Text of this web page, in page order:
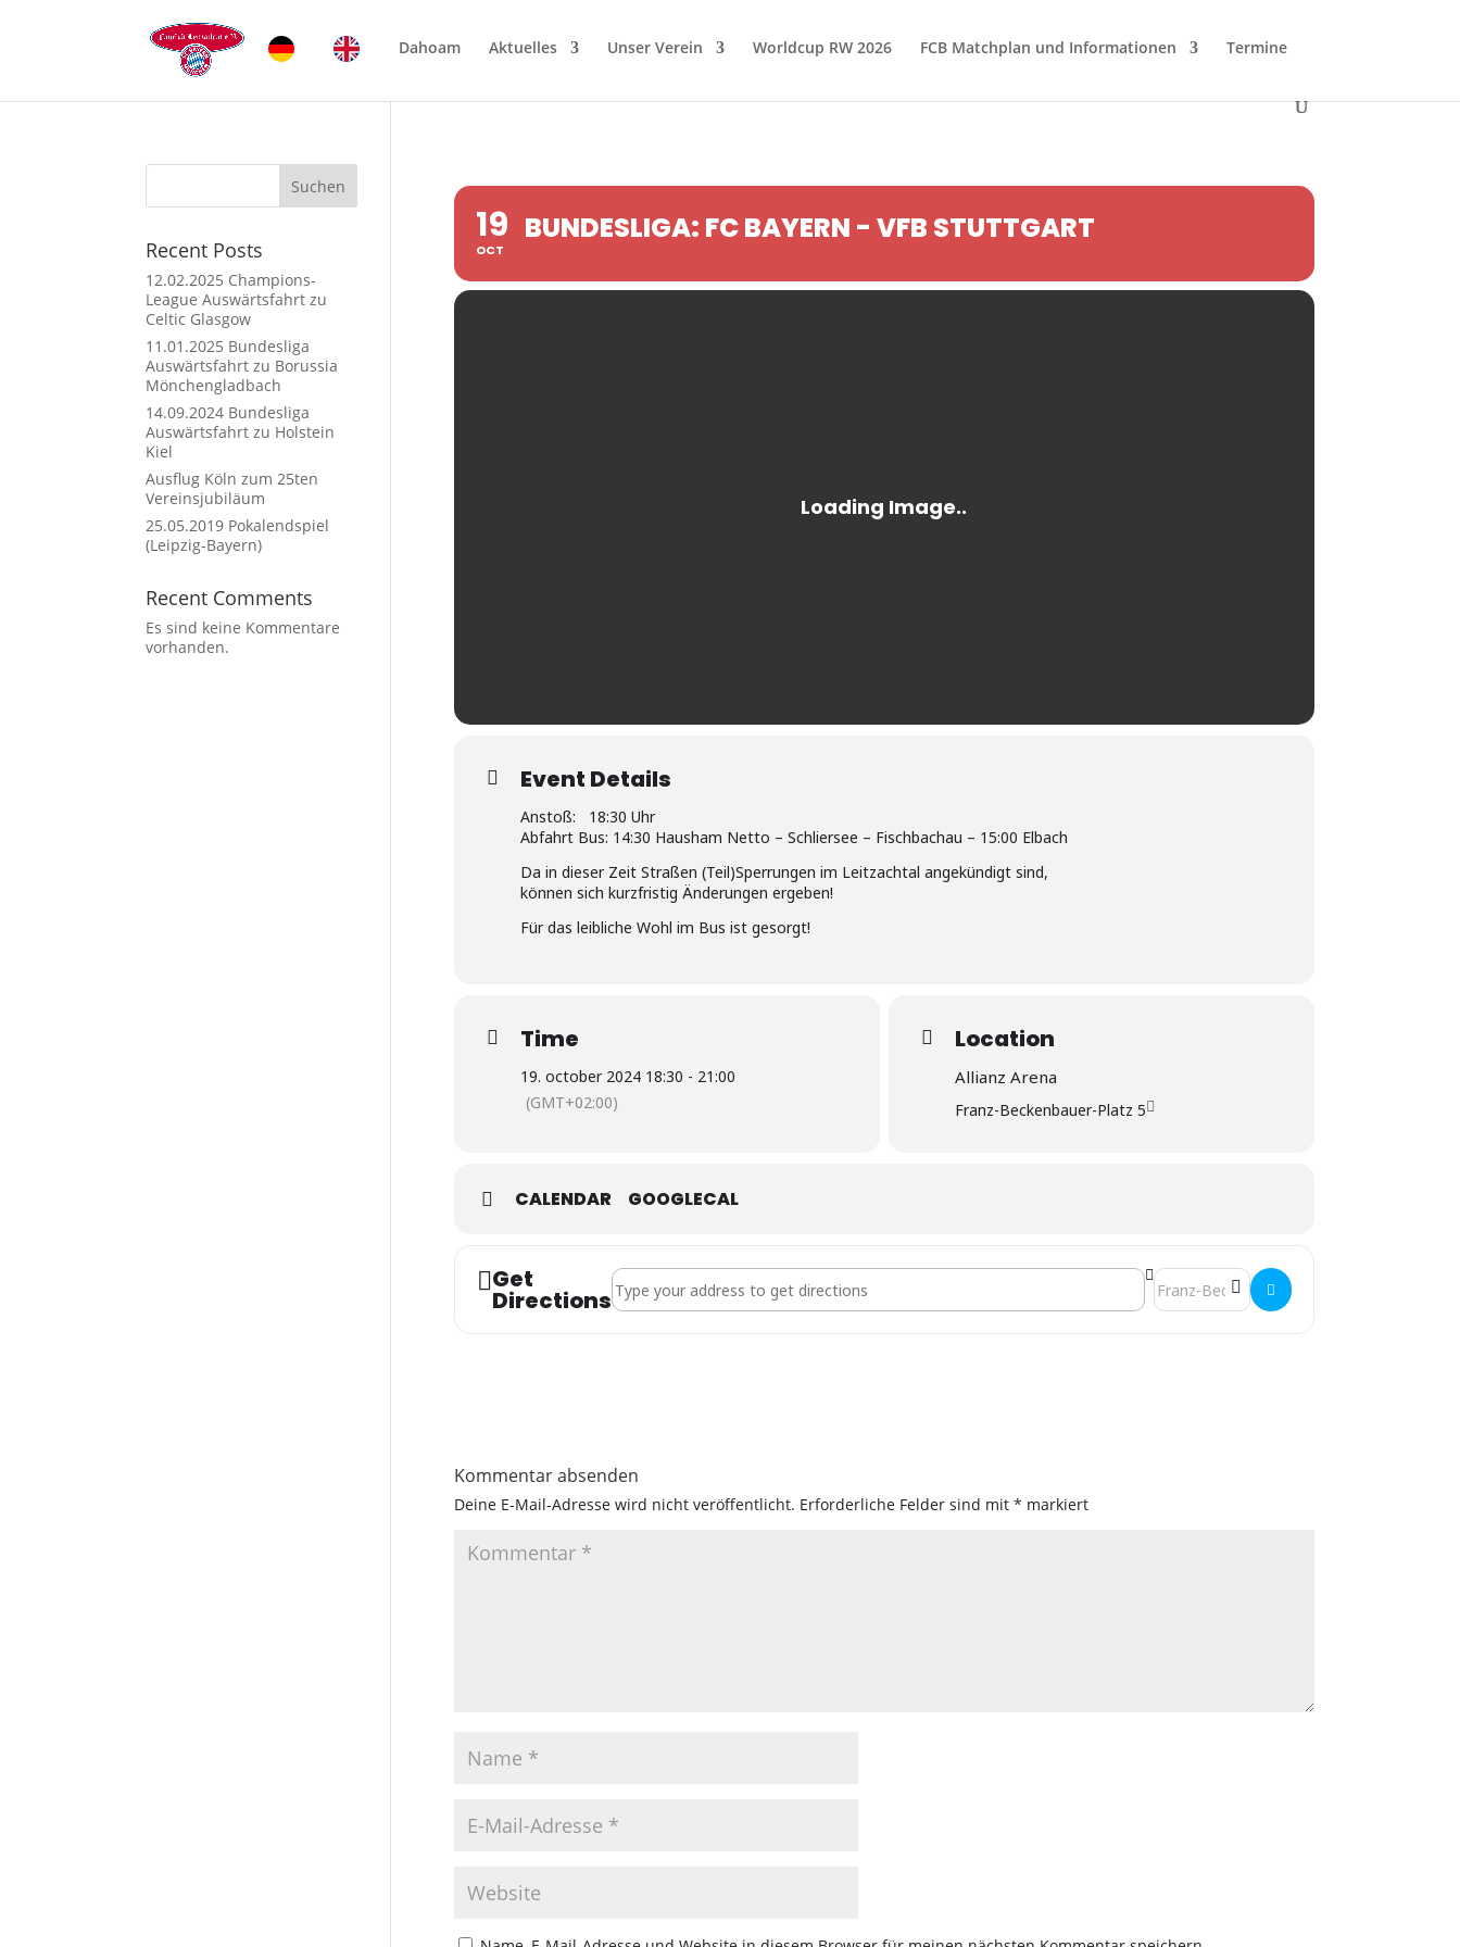
Dahoam Aktuelles Unser Verein Worldcup RW 2026 FCB Matchplan und Informationen Termine
19
OCT
BUNDESLIGA: FC BAYERN - VFB STUTTGART
Event Details
Anstoß: 18:30 Uhr
Abfahrt Bus: 14:30 Hausham Netto – Schliersee – Fischbachau – 15:00 Elbach
Da in dieser Zeit Straßen (Teil)Sperrungen im Leitzachtal angekündigt sind,
können sich kurzfristig Änderungen ergeben!
Für das leibliche Wohl im Bus ist gesorgt!
Time
19. october 2024 18:30 - 21:00
(GMT+02:00)
Location
Allianz Arena
Franz-Beckenbauer-Platz 5
CALENDAR GOOGLECAL
Get
Directions
Address - Bundesliga: FC Bayern - VFB Stuttgart [] Destination Address - Bundesliga: FC
Kommentar absenden
Deine E-Mail-Adresse wird nicht veröffentlicht. Erforderliche Felder sind mit * markiert
Suchen
Recent Posts
12.02.2025 Champions-
League Auswärtsfahrt zu
Celtic Glasgow
11.01.2025 Bundesliga
Auswärtsfahrt zu Borussia
Mönchengladbach
14.09.2024 Bundesliga
Auswärtsfahrt zu Holstein
Kiel
Ausflug Köln zum 25ten
Vereinsjubiläum
25.05.2019 Pokalendspiel
(Leipzig-Bayern)
Recent Comments
Es sind keine Kommentare
vorhanden.